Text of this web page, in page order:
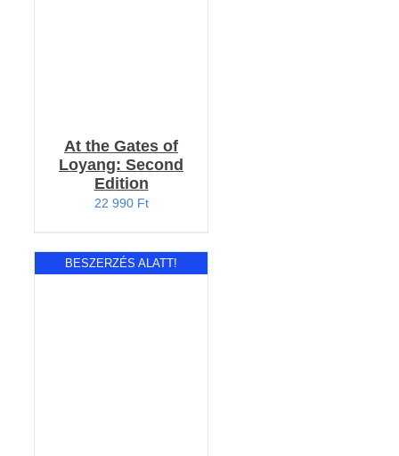
At the Gates of
Loyang: Second
Edition
22 990 Ft
BESZERZÉS ALATT!